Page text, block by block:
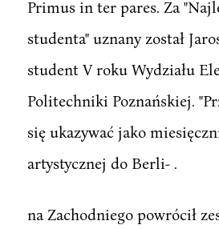
Primus in ter pares. Za
studenta" uznany został
student V roku Wydziału
Politechniki Poznańskiej.
się ukazywać jako
artystycznej do Berli- .
na Zachodniego powrócił